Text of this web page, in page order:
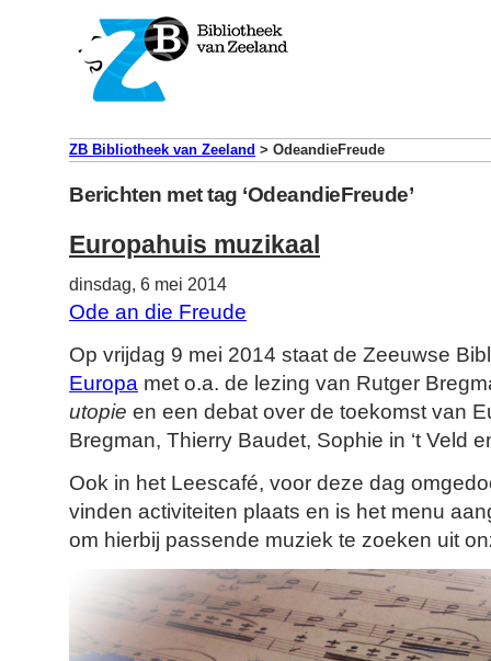
ZB Bibliotheek van Zeeland > OdeandieFreude
Berichten met tag ‘OdeandieFreude’
Europahuis muzikaal
dinsdag, 6 mei 2014
Ode an die Freude
Op vrijdag 9 mei 2014 staat de Zeeuwse
Europa met o.a. de lezing van Rutger
utopie en een debat over de toekomst van
Bregman, Thierry Baudet, Sophie in ‘t Veld
Ook in het Leescafé, voor deze dag
vinden activiteiten plaats en is het menu
om hierbij passende muziek te zoeken uit